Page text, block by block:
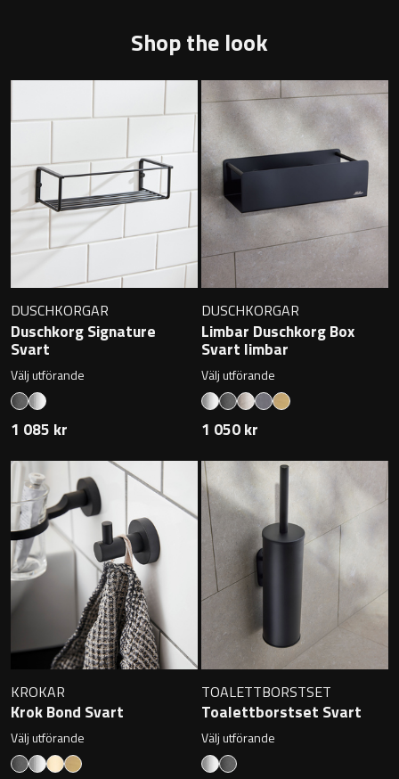
Handduksringar
Handduksstänger
Badkarshandtag
Duschkorgar
Hyllor
Sminkspeglar
Speglar utan belysning
Toalettborstset
Belysning
Handtag & knoppar
Övriga badrumstillbehör
Shop the look
DUSCHKORGAR
Duschkorg Signature
Svart
Välj utförande
1 085 kr
DUSCHKORGAR
Limbar Duschkorg Box
Svart limbar
Välj utförande
1 050 kr
KROKAR
Krok Bond Svart
Välj utförande
TOALETTBORSTSET
Toalettborstset Svart
Välj utförande